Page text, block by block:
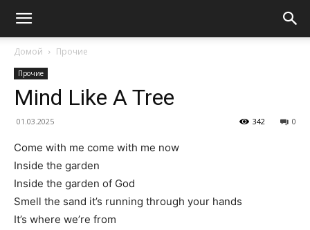
Домой Прочие
Прочие
Mind Like A Tree
01.03.2025 0
342
Come with me come with me now
Inside the garden
Inside the garden of God
Smell the sand it’s running through your hands
It’s where we’re from